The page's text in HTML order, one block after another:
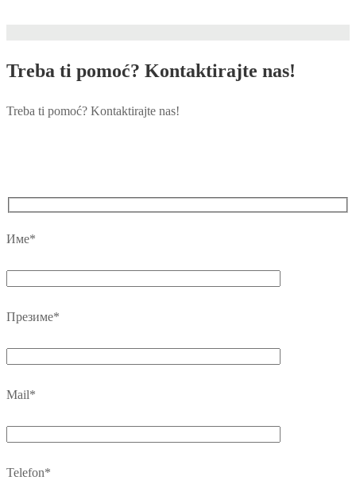
Treba ti pomoć? Kontaktirajte nas!
Treba ti pomoć? Kontaktirajte nas!
Име*
Презиме*
Mail*
Telefon*